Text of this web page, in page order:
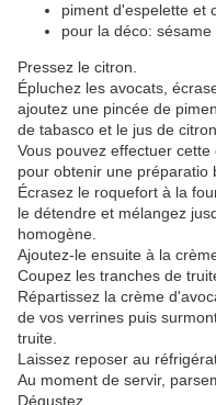
piment d'espelette et
pour la déco: sésame
Pressez le citron.
Épluchez les avocats,
ajoutez une pincée de
de tabasco et le jus de citron.
Vous pouvez effectuer
pour obtenir une préparatio
Écrasez le roquefort à la
le détendre et mélangez
homogène.
Ajoutez-le ensuite à la
Coupez les tranches de
Répartissez la crème
de vos verrines puis
truite.
Laissez reposer au
Au moment de servir,
Dégustez.